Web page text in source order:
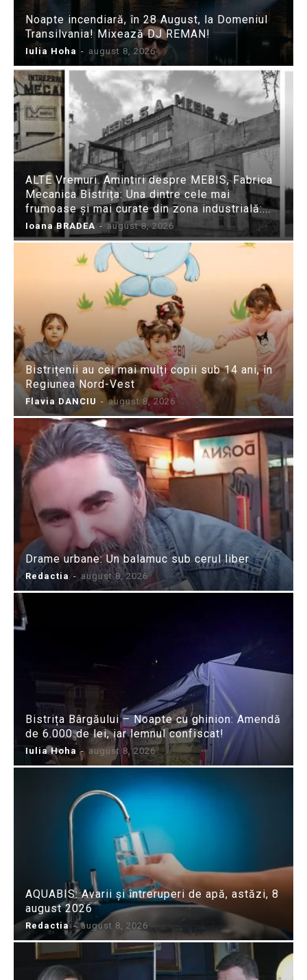
Noapte incendiară, în 28 August, la Domeniul
Transilvania! Mixează DJ REMAN!
Iulia Hoha - august 8, 2026
ALTE Vremuri. Amintiri despre MEBIS, Fabrica
Mecanica Bistrița: Una dintre cele mai
frumoase și mai curate din zona industrială:...
Ioana BRADEA - august 8, 2026
Bistrițenii au cei mai mulți copii sub 14 ani, în
Regiunea Nord-Vest
Flavia DANCIU - august 8, 2026
Drame urbane: Un balamuc sub cerul liber
Redactia - august 8, 2026
Bistrița Bârgăului – Noapte cu ghinion: Amendă
de 6.000 de lei, iar lemnul confiscat!
Iulia Hoha - august 8, 2026
AQUABIS: Avarii și întreruperi de apă, astăzi, 8
august 2026
Redactia - august 8, 2026